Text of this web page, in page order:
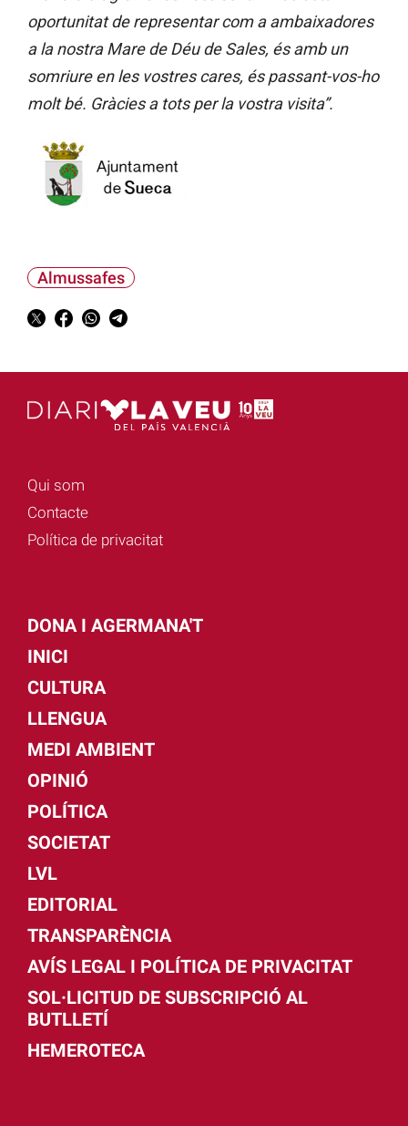
oportunitat de representar com a ambaixadores
a la nostra Mare de Déu de Sales, és amb un
somriure en les vostres cares, és passant-vos-ho
molt bé. Gràcies a tots per la vostra visita”.
Almussafes
Qui som
Contacte
Política de privacitat
DONA I AGERMANA'T
INICI
CULTURA
LLENGUA
MEDI AMBIENT
OPINIÓ
POLÍTICA
SOCIETAT
LVL
EDITORIAL
TRANSPARÈNCIA
AVÍS LEGAL I POLÍTICA DE PRIVACITAT
SOL·LICITUD DE SUBSCRIPCIÓ AL
BUTLLETÍ
HEMEROTECA